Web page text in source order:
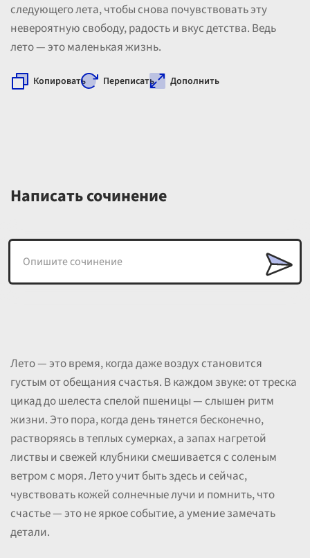
следующего лета, чтобы снова почувствовать эту
невероятную свободу, радость и вкус детства. Ведь
лето — это маленькая жизнь.
Копировать Переписать Дополнить
Написать сочинение
Лето — это время, когда даже воздух становится
густым от обещания счастья. В каждом звуке: от треска
цикад до шелеста спелой пшеницы — слышен ритм
жизни. Это пора, когда день тянется бесконечно,
растворяясь в теплых сумерках, а запах нагретой
листвы и свежей клубники смешивается с соленым
ветром с моря. Лето учит быть здесь и сейчас,
чувствовать кожей солнечные лучи и помнить, что
счастье — это не яркое событие, а умение замечать
детали.